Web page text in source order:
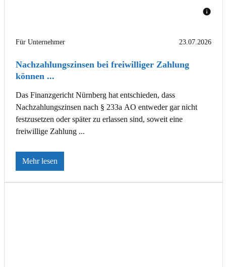
Für Unternehmer 23.07.2026
Nachzahlungszinsen bei freiwilliger Zahlung
können ...
Das Finanzgericht Nürnberg hat entschieden, dass
Nachzahlungszinsen nach § 233a AO entweder gar nicht
festzusetzen oder später zu erlassen sind, soweit eine
freiwillige Zahlung ...
Mehr lesen